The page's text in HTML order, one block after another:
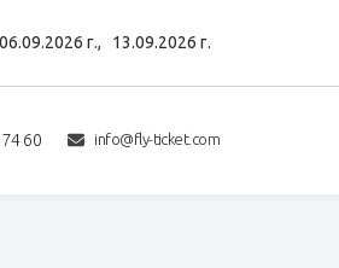
06.09.2026 г., 13.09.2026 г.
60 info@fly-ticket.com